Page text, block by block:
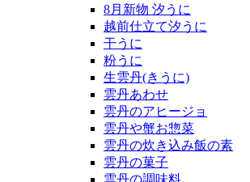
8月新物 汐うに
越前仕立て汐うに
干うに
粉うに
生雲丹(きうに)
雲丹あわせ
雲丹のアヒージョ
雲丹や蟹お惣菜
雲丹の炊き込み飯の素
雲丹の菓子
雲丹の調味料